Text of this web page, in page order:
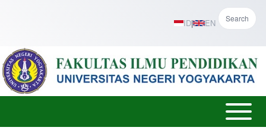
ID| EN Search
menu
Open or
Close